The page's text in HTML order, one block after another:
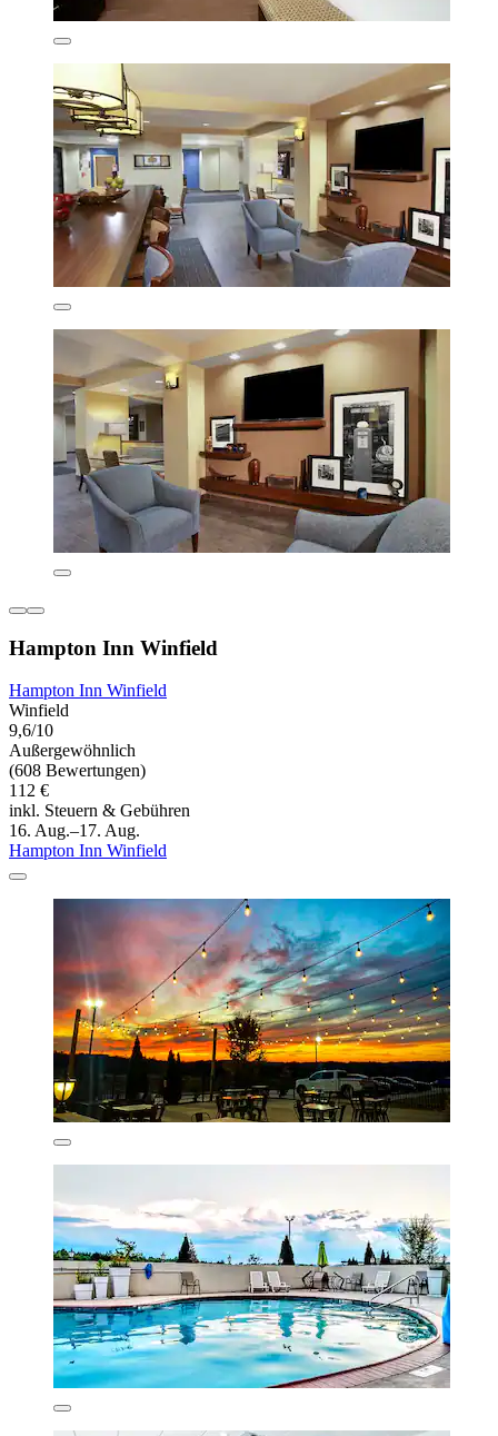
Hampton Inn Winfield
Hampton Inn Winfield
Winfield
9,6/10
Außergewöhnlich
(608 Bewertungen)
112 €
inkl. Steuern & Gebühren
16. Aug.–17. Aug.
Hampton Inn Winfield